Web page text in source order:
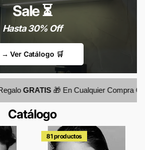
Sale ⏳
Hasta 30% Off
→ Ver Catálogo 🛒
GRATIS🎁 En Cualquier Compra Que
Catálogo
81 productos